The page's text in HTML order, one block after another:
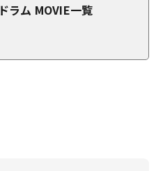
ドラム MOVIE一覧